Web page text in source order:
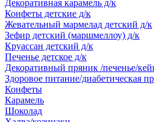
Декоративная карамель д/к
Конфеты детские д/к
Жевательный мармелад детский д/к
Зефир детский (маршмеллоу) д/к
Круассан детский д/к
Печенье детское д/к
Декоративный пряник /печенье/
Здоровое питание/диабетическая
Конфеты
Карамель
Шоколад